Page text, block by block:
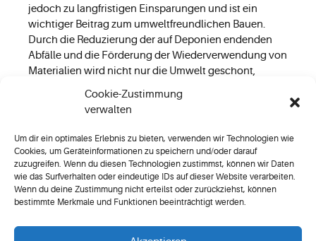
Cookie-Zustimmung
verwalten
Um dir ein optimales Erlebnis zu bieten, verwenden wir Technologien wie
Cookies, um Geräteinformationen zu speichern und/oder darauf
zuzugreifen. Wenn du diesen Technologien zustimmst, können wir Daten
wie das Surfverhalten oder eindeutige IDs auf dieser Website verarbeiten.
Wenn du deine Zustimmung nicht erteilst oder zurückziehst, können
bestimmte Merkmale und Funktionen beeinträchtigt werden.
jedoch zu langfristigen Einsparungen und ist ein
wichtiger Beitrag zum umweltfreundlichen Bauen.
Durch die Reduzierung der auf Deponien endenden
Abfälle und die Förderung der Wiederverwendung von
Materialien wird nicht nur die Umwelt geschont,
In Kontakt treten